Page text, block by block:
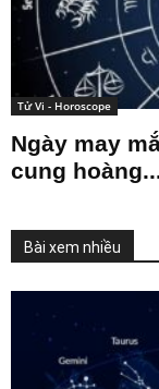
Tử Vi - Horoscope
Ngày may
cung
Bài xem nhiều